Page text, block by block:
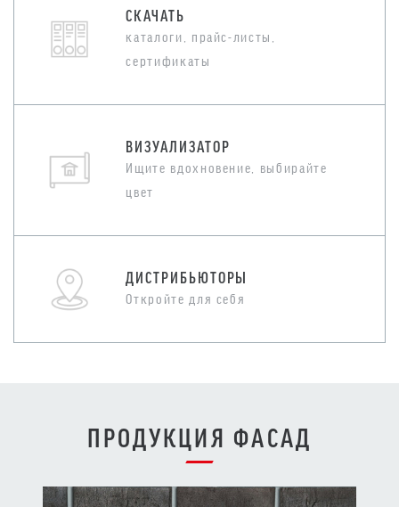
СКАЧАТЬ
каталоги, прайс-листы,
сертификаты
ВИЗУАЛИЗАТОР
Ищите вдохновение, выбирайте
цвет
ДИСТРИБЬЮТОРЫ
Откройте для себя
ПРОДУКЦИЯ ФАСАД